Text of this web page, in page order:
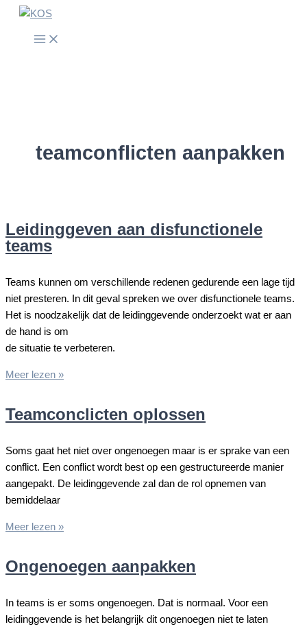
Spring
teamconflicten aanpakken
Leidinggeven aan disfunctionele
teams
Teams kunnen om verschillende redenen gedurende een lage tijd
niet presteren. In dit geval spreken we over disfunctionele teams.
Het is noodzakelijk dat de leidinggevende onderzoekt wat er aan
de hand is om
de situatie te verbeteren.
Leidinggeven
disfunctionele
teams
Meer lezen »
Teamconclicten oplossen
Soms gaat het niet over ongenoegen maar is er sprake van een
conflict. Een conflict wordt best op een gestructureerde manier
aangepakt. De leidinggevende zal dan de rol opnemen van
bemiddelaar
Teamconclicten
Meer lezen »
Ongenoegen aanpakken
In teams is er soms ongenoegen. Dat is normaal. Voor een
leidinggevende is het belangrijk dit ongenoegen niet te laten